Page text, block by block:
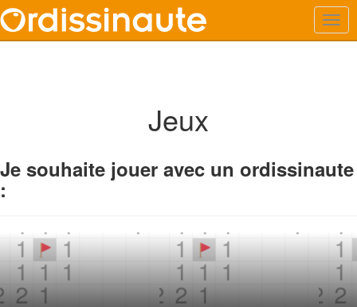
Jeux
Je souhaite jouer avec un ordissinaute
: